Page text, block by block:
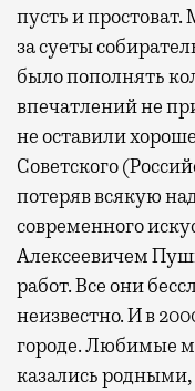
пусть и простоват.
за суеты
было пополнять
впечатлений не
не оставили
Советского
потеряв всякую
современного
Алексеевичем
работ. Все они
неизвестно. И в
городе. Любимые
казались